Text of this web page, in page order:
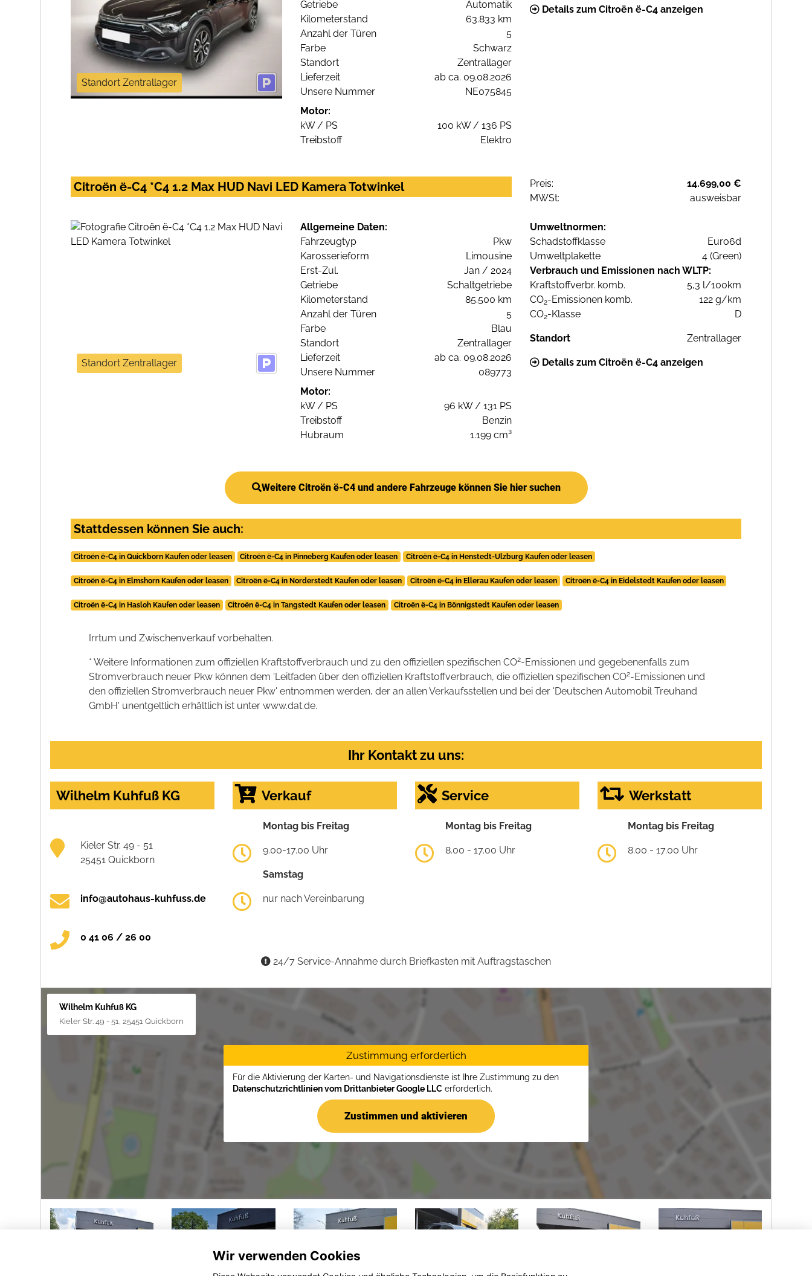
Standort Zentrallager
Getriebe
Automatik
Kilometerstand
63.833 km
Anzahl der Türen
5
Farbe
Schwarz
Standort
Zentrallager
Lieferzeit
ab ca. 09.08.2026
Unsere Nummer
NE075845
Motor:
kW / PS
100 kW / 136 PS
Treibstoff
Elektro
Details zum Citroën ë-C4 anzeigen
Citroën ë-C4 *C4 1.2 Max HUD Navi LED Kamera Totwinkel Preis:
14.699,00 €
MWSt:
ausweisbar
Standort Zentrallager
Allgemeine Daten:
Fahrzeugtyp
Pkw
Karosserieform
Limousine
Erst-Zul.
Jan / 2024
Getriebe
Schaltgetriebe
Kilometerstand
85.500 km
Anzahl der Türen
5
Farbe
Blau
Standort
Zentrallager
Lieferzeit
ab ca. 09.08.2026
Unsere Nummer
089773
Motor:
kW / PS
96 kW / 131 PS
Treibstoff
Benzin
Hubraum
1.199 cm³
Umweltnormen:
Schadstoffklasse
Euro6d
Umweltplakette
4 (Green)
Verbrauch und Emissionen nach WLTP:
Kraftstoffverbr. komb.
5,3 l/100km
CO2-Emissionen komb.
122 g/km
CO2-Klasse D
Standort Zentrallager
Details zum Citroën ë-C4 anzeigen
Weitere Citroën ë-C4 und andere Fahrzeuge können Sie hier suchen
Stattdessen können Sie auch:
Citroën ë-C4 in Quickborn Kaufen oder leasen Citroën ë-C4 in Pinneberg Kaufen oder leasen Citroën ë-C4 in Henstedt-Ulzburg Kaufen oder leasen
Citroën ë-C4 in Elmshorn Kaufen oder leasen Citroën ë-C4 in Norderstedt Kaufen oder leasen Citroën ë-C4 in Ellerau Kaufen oder leasen Citroën ë-C4 in Eidelstedt Kaufen oder leasen
Citroën ë-C4 in Hasloh Kaufen oder leasen Citroën ë-C4 in Tangstedt Kaufen oder leasen Citroën ë-C4 in Bönnigstedt Kaufen oder leasen
Irrtum und Zwischenverkauf vorbehalten.
* Weitere Informationen zum offiziellen Kraftstoffverbrauch und zu den offiziellen spezifischen CO2-Emissionen und gegebenenfalls zum
Stromverbrauch neuer Pkw können dem 'Leitfaden über den offiziellen Kraftstoffverbrauch, die offiziellen spezifischen CO2-Emissionen und
den offiziellen Stromverbrauch neuer Pkw' entnommen werden, der an allen Verkaufsstellen und bei der 'Deutschen Automobil Treuhand
GmbH' unentgeltlich erhältlich ist unter www.dat.de.
Ihr Kontakt zu uns:
Wilhelm Kuhfuß KG
Kieler Str. 49 - 51
25451 Quickborn
info@autohaus-kuhfuss.de
0 41 06 / 26 00
Verkauf
Montag bis Freitag
9.00-17.00 Uhr
Samstag
nur nach Vereinbarung
Service
Montag bis Freitag
8.00 - 17.00 Uhr
Werkstatt
Montag bis Freitag
8.00 - 17.00 Uhr
24/7 Service-Annahme durch Briefkasten mit Auftragstaschen
Wilhelm Kuhfuß KG
Kieler Str. 49 - 51, 25451 Quickborn
Zustimmung erforderlich
Für die Aktivierung der Karten- und Navigationsdienste ist Ihre Zustimmung zu den
Datenschutzrichtlinien vom Drittanbieter Google LLC erforderlich.
Zustimmen und aktivieren
Wir verwenden Cookies